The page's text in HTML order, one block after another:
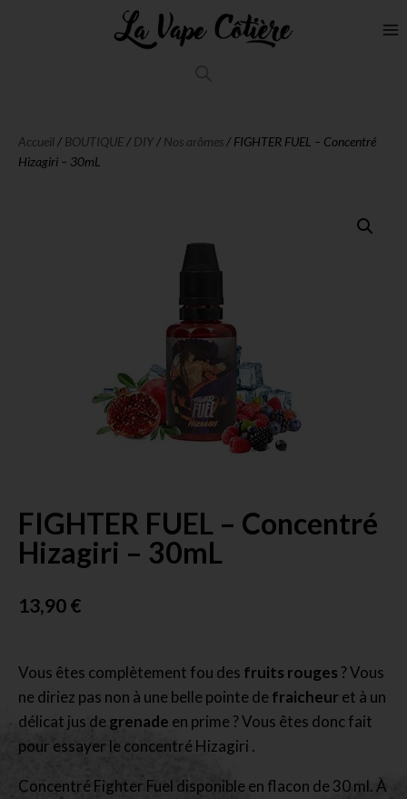
Accueil/ BOUTIQUE/ DIY/ Nos arômes/ FIGHTER FUEL – Concentré
Hizagiri – 30mL
FIGHTER FUEL – Concentré
Hizagiri – 30mL
13,90€
Vous êtes complètement fou des fruits rouges? Vous
ne diriez pas non à une belle pointe defraicheuret à un
délicat jus degrenade en prime ? Vous êtes donc fait
pour essayer le concentré Hizagiri .
Concentré Fighter Fuel disponible en flacon de 30 ml. À